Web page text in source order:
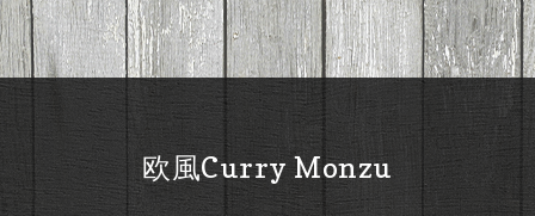
欧風Curry Monzu